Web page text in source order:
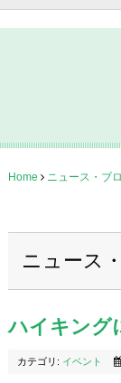
Home ニュース・ブ
ニュース
ハイキング
カテゴリ: イベント